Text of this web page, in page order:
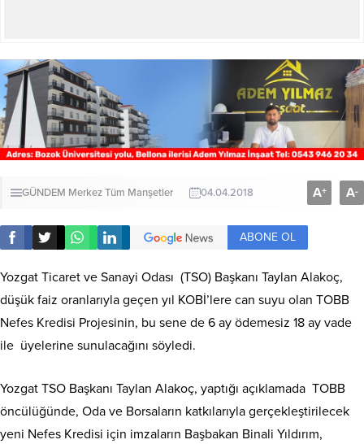
GÜNDEM MerkezTüm Manşetler 04.04.2018 A+ A-
ABONE OL
Yozgat Ticaret ve Sanayi Odası (TSO) Başkanı Taylan Alakoç,
düşük faiz oranlarıyla geçen yıl KOBİ’lere can suyu olan TOBB
Nefes Kredisi Projesinin, bu sene de 6 ay ödemesiz 18 ay vade
ile üyelerine sunulacağını söyledi.
Yozgat TSO Başkanı Taylan Alakoç, yaptığı açıklamada TOBB
öncülüğünde, Oda ve Borsaların katkılarıyla gerçekleştirilecek
yeni Nefes Kredisi için imzaların Başbakan Binali Yıldırım,